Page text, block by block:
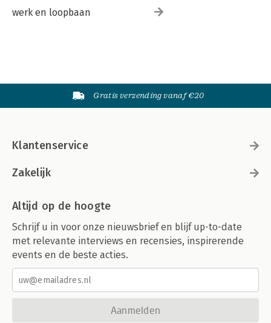
werk en loopbaan
Gratis verzending vanaf €20
Klantenservice
Zakelijk
Altijd op de hoogte
Schrijf u in voor onze nieuwsbrief en blijf up-to-date
met relevante interviews en recensies, inspirerende
events en de beste acties.
Aanmelden